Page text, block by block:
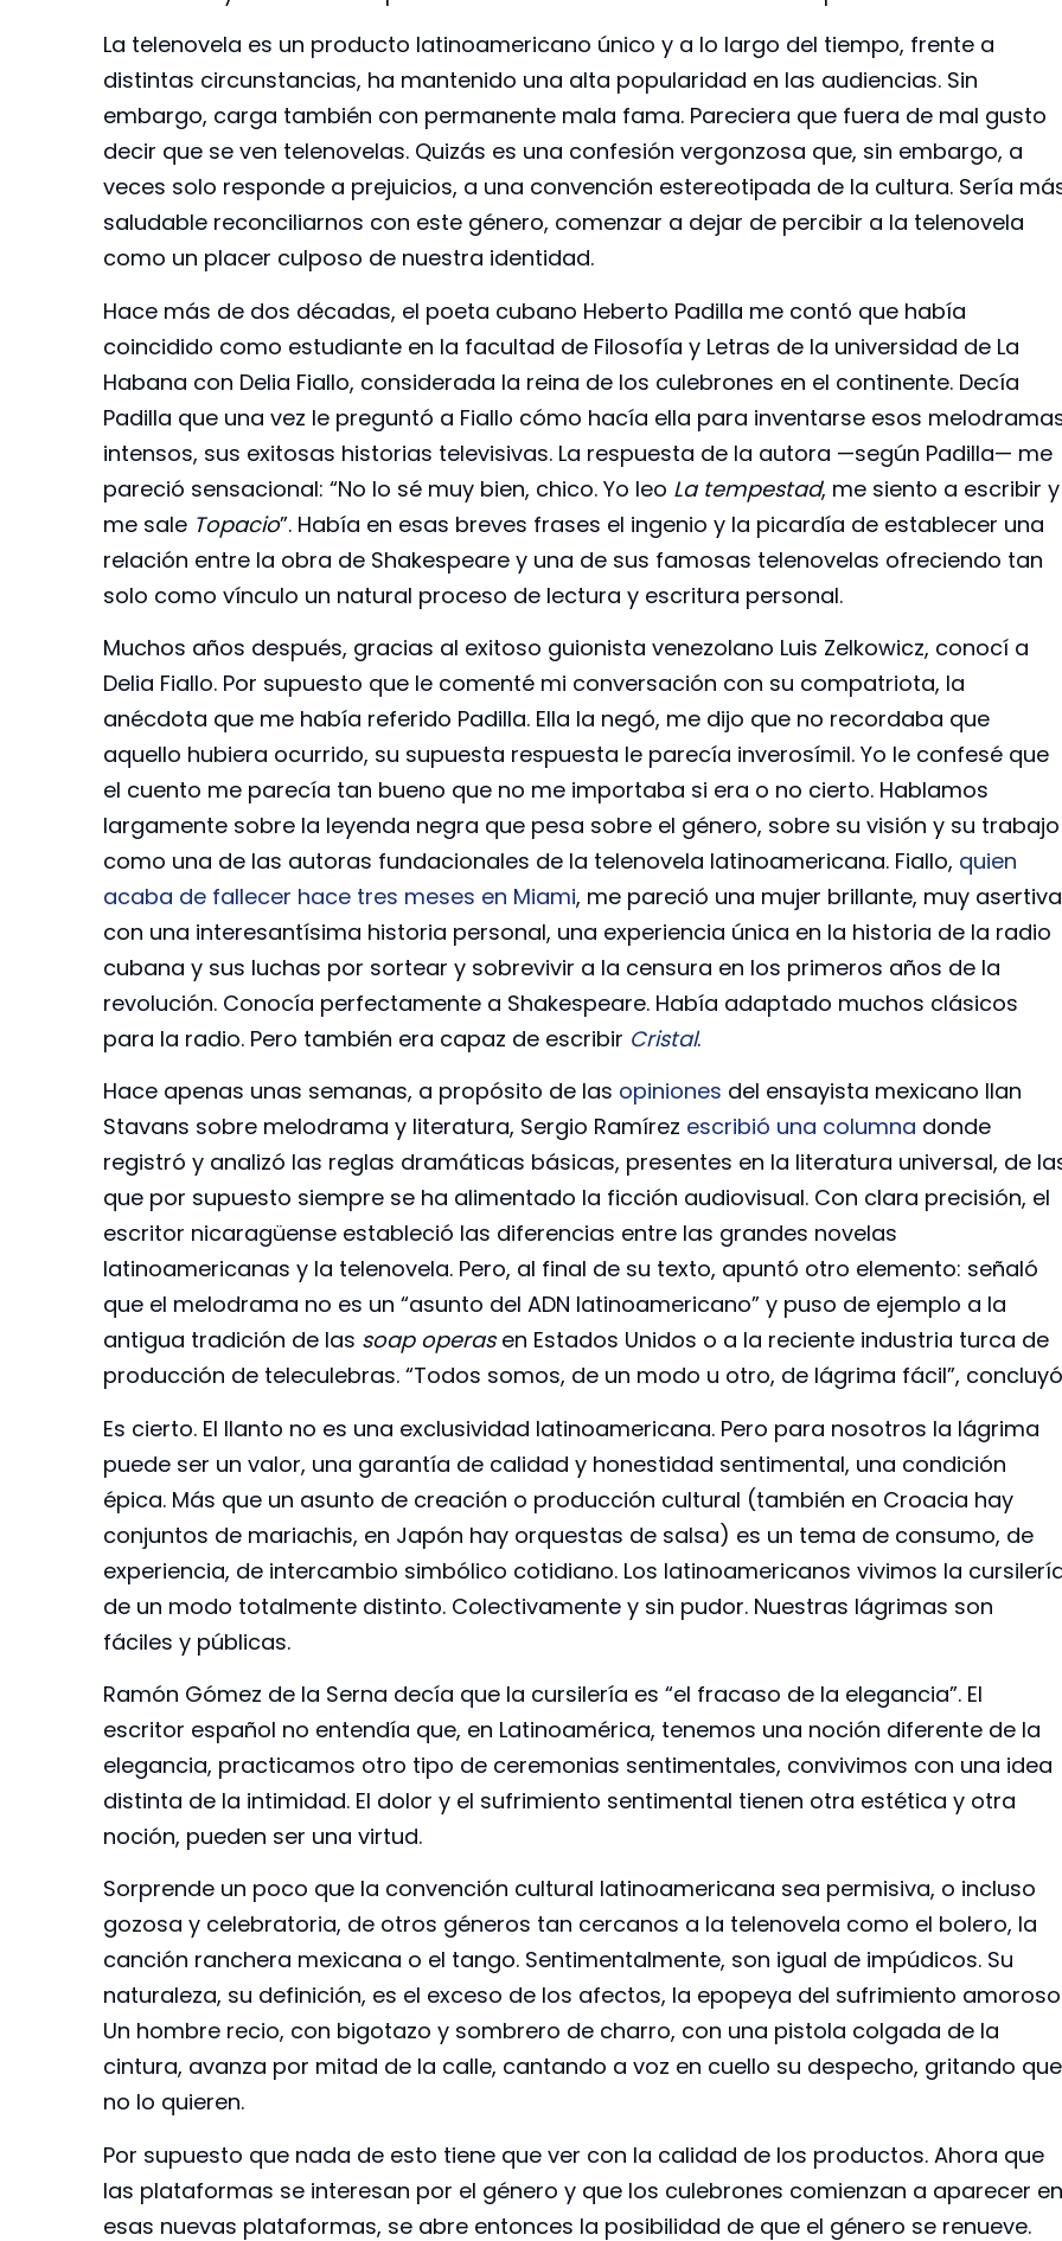
La telenovela es un producto latinoamericano único y a lo largo del tiempo, frente a
distintas circunstancias, ha mantenido una alta popularidad en las audiencias. Sin
embargo, carga también con permanente mala fama. Pareciera que fuera de mal gusto
decir que se ven telenovelas. Quizás es una confesión vergonzosa que, sin embargo, a
veces solo responde a prejuicios, a una convención estereotipada de la cultura. Sería
saludable reconciliarnos con este género, comenzar a dejar de percibir a la telenovela
como un placer culposo de nuestra identidad.
Hace más de dos décadas, el poeta cubano Heberto Padilla me contó que había
coincidido como estudiante en la facultad de Filosofía y Letras de la universidad de La
Habana con Delia Fiallo, considerada la reina de los culebrones en el continente. Decía
Padilla que una vez le preguntó a Fiallo cómo hacía ella para inventarse esos
intensos, sus exitosas historias televisivas. La respuesta de la autora —según Padilla— me
pareció sensacional: “No lo sé muy bien, chico. Yo leo La tempestad, me siento a escribir y
me sale Topacio”. Había en esas breves frases el ingenio y la picardía de establecer una
relación entre la obra de Shakespeare y una de sus famosas telenovelas ofreciendo tan
solo como vínculo un natural proceso de lectura y escritura personal.
Muchos años después, gracias al exitoso guionista venezolano Luis Zelkowicz, conocí a
Delia Fiallo. Por supuesto que le comenté mi conversación con su compatriota, la
anécdota que me había referido Padilla. Ella la negó, me dijo que no recordaba que
aquello hubiera ocurrido, su supuesta respuesta le parecía inverosímil. Yo le confesé que
el cuento me parecía tan bueno que no me importaba si era o no cierto. Hablamos
largamente sobre la leyenda negra que pesa sobre el género, sobre su visión y su trabajo
como una de las autoras fundacionales de la telenovela latinoamericana. Fiallo, quien
acaba de fallecer hace tres meses en Miami, me pareció una mujer brillante, muy
con una interesantísima historia personal, una experiencia única en la historia de la radio
cubana y sus luchas por sortear y sobrevivir a la censura en los primeros años de la
revolución. Conocía perfectamente a Shakespeare. Había adaptado muchos clásicos
para la radio. Pero también era capaz de escribir Cristal.
Hace apenas unas semanas, a propósito de las opiniones del ensayista mexicano Ilan
Stavans sobre melodrama y literatura, Sergio Ramírez escribió una columna donde
registró y analizó las reglas dramáticas básicas, presentes en la literatura universal, de
que por supuesto siempre se ha alimentado la ficción audiovisual. Con clara precisión, el
escritor nicaragüense estableció las diferencias entre las grandes novelas
latinoamericanas y la telenovela. Pero, al final de su texto, apuntó otro elemento: señaló
que el melodrama no es un “asunto del ADN latinoamericano” y puso de ejemplo a la
antigua tradición de las soap operasen Estados Unidos o a la reciente industria turca de
producción de teleculebras. “Todos somos, de un modo u otro, de lágrima fácil”,
Es cierto. El llanto no es una exclusividad latinoamericana. Pero para nosotros la lágrima
puede ser un valor, una garantía de calidad y honestidad sentimental, una condición
épica. Más que un asunto de creación o producción cultural (también en Croacia hay
conjuntos de mariachis, en Japón hay orquestas de salsa) es un tema de consumo, de
experiencia, de intercambio simbólico cotidiano. Los latinoamericanos vivimos la
de un modo totalmente distinto. Colectivamente y sin pudor. Nuestras lágrimas son
fáciles y públicas.
Ramón Gómez de la Serna decía que la cursilería es “el fracaso de la elegancia”. El
escritor español no entendía que, en Latinoamérica, tenemos una noción diferente de la
elegancia, practicamos otro tipo de ceremonias sentimentales, convivimos con una idea
distinta de la intimidad. El dolor y el sufrimiento sentimental tienen otra estética y otra
noción, pueden ser una virtud.
Sorprende un poco que la convención cultural latinoamericana sea permisiva, o incluso
gozosa y celebratoria, de otros géneros tan cercanos a la telenovela como el bolero, la
canción ranchera mexicana o el tango. Sentimentalmente, son igual de impúdicos. Su
naturaleza, su definición, es el exceso de los afectos, la epopeya del sufrimiento
Un hombre recio, con bigotazo y sombrero de charro, con una pistola colgada de la
cintura, avanza por mitad de la calle, cantando a voz en cuello su despecho, gritando que
no lo quieren.
Por supuesto que nada de esto tiene que ver con la calidad de los productos. Ahora que
las plataformas se interesan por el género y que los culebrones comienzan a aparecer en
esas nuevas plataformas, se abre entonces la posibilidad de que el género se renueve.